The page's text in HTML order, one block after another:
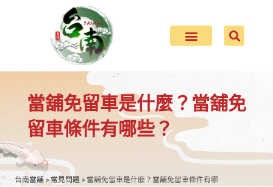
當舖免留車是什麼？當舖免
留車條件有哪些？
台南當舖»常見問題 » 當舖免留車是什麼？當舖免留車條件有哪